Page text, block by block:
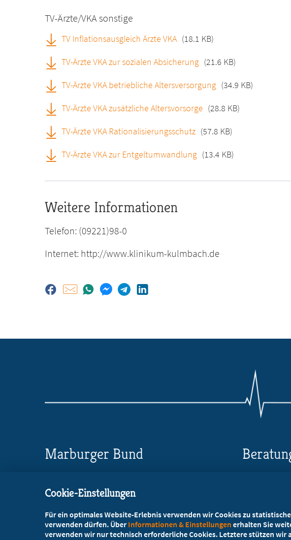
TV-Ärzte/VKA sonstige
TV Inflationsausgleich Ärzte VKA (18.1 KB)
TV-Ärzte VKA zur sozialen Absicherung (21.6 KB)
TV-Ärzte VKA betriebliche Altersversorgung (34.9 KB)
TV-Ärzte VKA zusätzliche Altersvorsorge (28.8 KB)
TV-Ärzte VKA Rationalisierungsschutz (57.8 KB)
TV-Ärzte VKA zur Entgeltumwandlung (13.4 KB)
Weitere Informationen
Telefon: (09221)98-0
Internet: http://www.klinikum-kulmbach.de
Marburger Bund
Bavariaring 42, 80336 München
+49 89 4520501-0
+49 89 4520501-10
Cookie-Einstellungen
Für ein optimales Website-Erlebnis verwenden wir Cookies zu
verwenden dürfen. Über Informationen & Einstellungen erhalten Sie
verwenden wir nur technisch erforderliche Cookies. Letztere stützen wir